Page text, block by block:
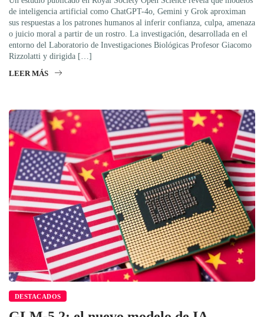
de inteligencia artificial como ChatGPT-4o, Gemini y Grok aproximan
sus respuestas a los patrones humanos al inferir confianza, culpa, amenaza
o juicio moral a partir de un rostro. La investigación, desarrollada en el
entorno del Laboratorio de Investigaciones Biológicas Profesor Giacomo
Rizzolatti y dirigida […]
LEER MÁS
DESTACADOS